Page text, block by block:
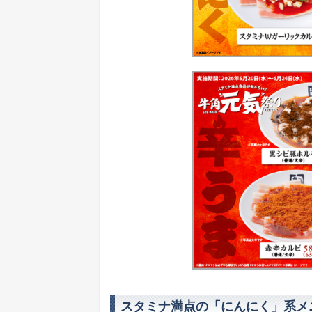
スタミナ満点の「にんにく」系メ